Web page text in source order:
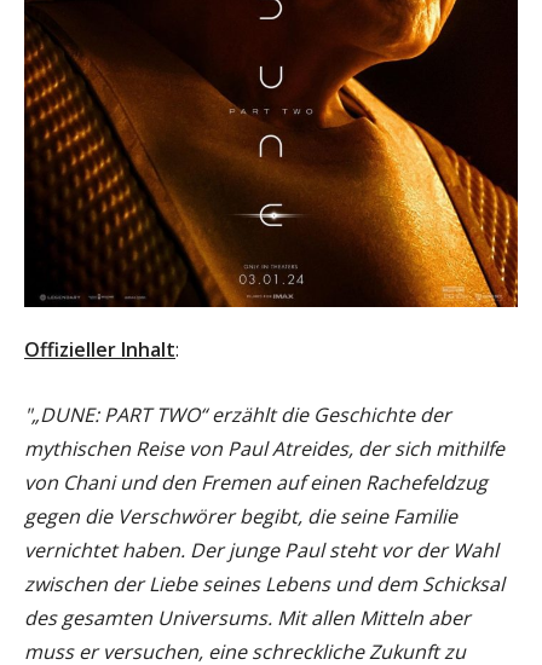
Offizieller Inhalt:
"„DUNE: PART TWO“ erzählt die Geschichte der
mythischen Reise von Paul Atreides, der sich mithilfe
von Chani und den Fremen auf einen Rachefeldzug
gegen die Verschwörer begibt, die seine Familie
vernichtet haben. Der junge Paul steht vor der Wahl
zwischen der Liebe seines Lebens und dem Schicksal
des gesamten Universums. Mit allen Mitteln aber
muss er versuchen, eine schreckliche Zukunft zu